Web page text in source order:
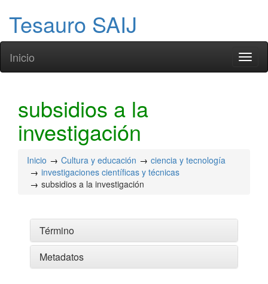
Tesauro SAIJ
Inicio
subsidios a la
investigación
Inicio Cultura y educación
ciencia y tecnología
investigaciones científicas y técnicas
subsidios a la investigación
Término
Metadatos